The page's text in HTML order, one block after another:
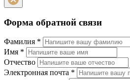
Форма обратной связи
Фамилия *
Имя *
Отчество
Электронная почта *